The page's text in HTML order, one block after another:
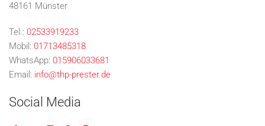
48161 Münster
Tel.: 02533919233
Mobil: 01713485318
WhatsApp: 015906033681
Email: info@thp-prester.de
Social Media